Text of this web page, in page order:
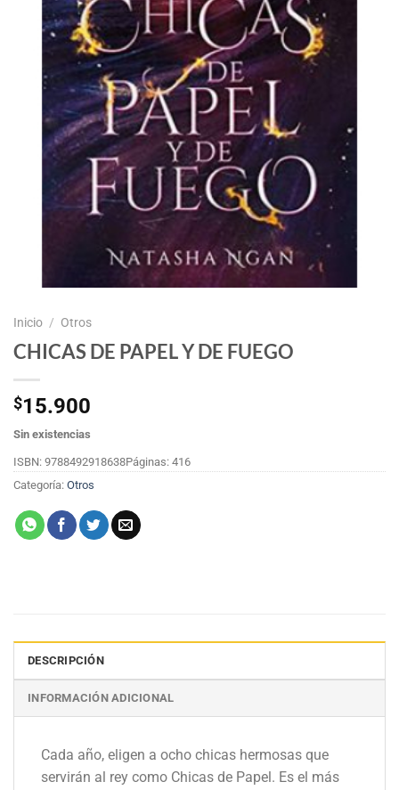
Inicio / Otros
CHICAS DE PAPEL Y DE FUEGO
$15.900
Sin existencias
ISBN: 9788492918638Páginas: 416
Categoría: Otros
DESCRIPCIÓN
INFORMACIÓN ADICIONAL
Cada año, eligen a ocho chicas hermosas que
servirán al rey como Chicas de Papel. Es el más